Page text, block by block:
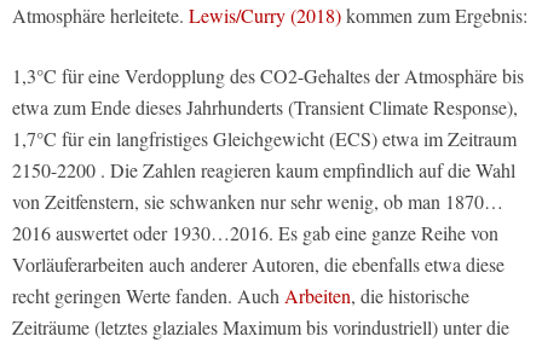
Atmosphäre herleitete. Lewis/Curry (2018)kommen zum Ergebnis:
1,3°C für eine Verdopplung des CO2-Gehaltes der Atmosphäre bis
etwa zum Ende dieses Jahrhunderts (Transient Climate Response),
1,7°C für ein langfristiges Gleichgewicht (ECS) etwa im Zeitraum
2150-2200 . Die Zahlen reagieren kaum empfindlich auf die Wahl
von Zeitfenstern, sie schwanken nur sehr wenig, ob man 1870…
2016 auswertet oder 1930…2016. Es gab eine ganze Reihe von
Vorläuferarbeiten auch anderer Autoren, die ebenfalls etwa diese
recht geringen Werte fanden. AuchArbeiten, die historische
Zeiträume (letztes glaziales Maximum bis vorindustriell) unter die